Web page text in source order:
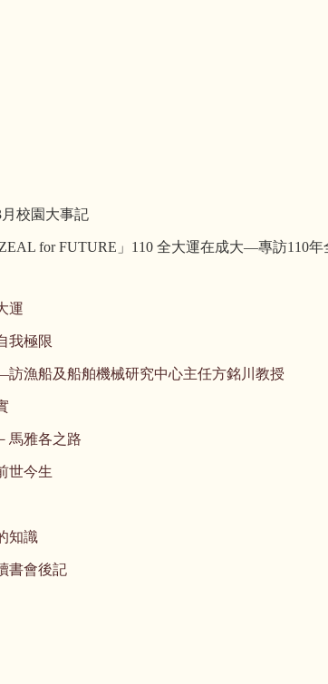
月校園大事記
for FUTURE」110 全大運在成大—專訪110
運
我極限
漁船及船舶機械研究中心主任方銘川教授
馬雅各之路
世今生
知識
書會後記